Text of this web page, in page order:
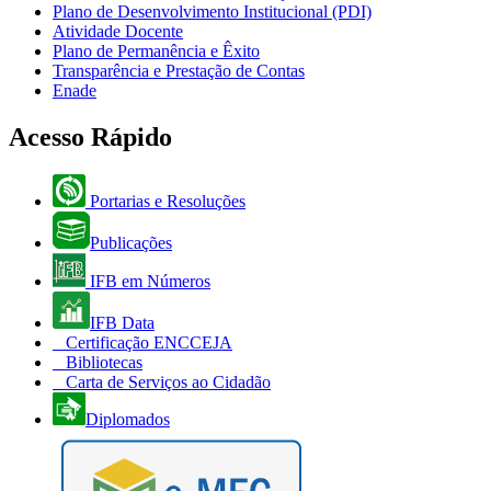
Plano de Desenvolvimento Institucional (PDI)
Atividade Docente
Plano de Permanência e Êxito
Transparência e Prestação de Contas
Enade
Acesso Rápido
Portarias e Resoluções
Publicações
IFB em Números
IFB Data
Certificação ENCCEJA
Bibliotecas
Carta de Serviços ao Cidadão
Diplomados